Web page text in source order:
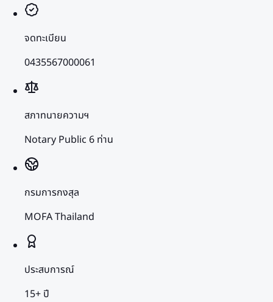
จดทะเบียน
0435567000061
สภาทนายความฯ
Notary Public 6 ท่าน
กรมการกงสุล
MOFA Thailand
ประสบการณ์
15+ ปี